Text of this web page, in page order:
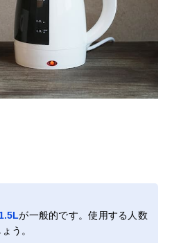
が一般的です。使用する人数
う。